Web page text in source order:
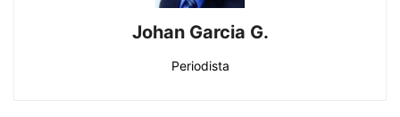
Johan Garcia G.
Periodista